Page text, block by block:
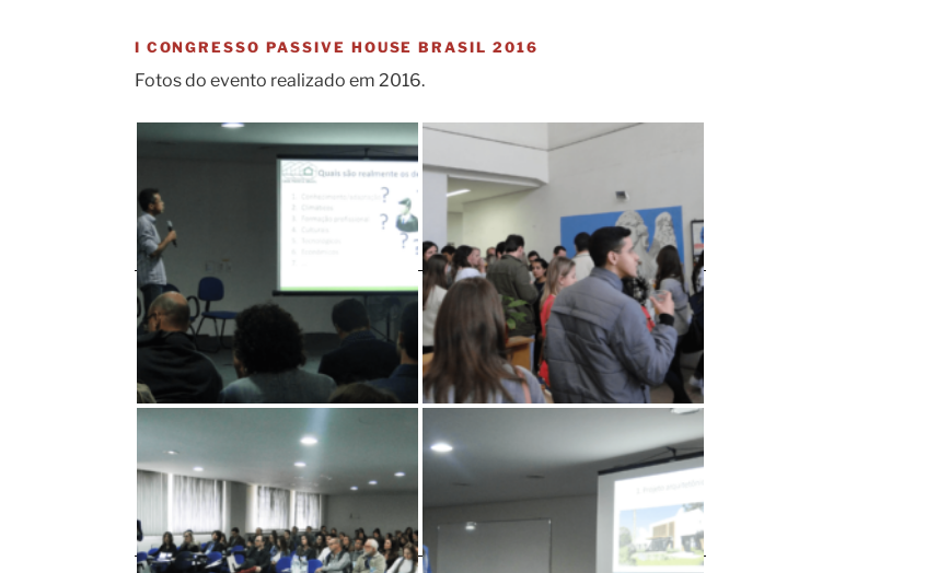
I CONGRESSO PASSIVE HOUSE BRASIL 2016
Fotos do evento realizado em 2016.